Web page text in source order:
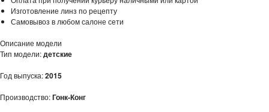
Изготовление линз по рецепту
Самовывоз в любом салоне сети
Описание модели
Тип модели:детские
Год выпуска:2015
Производство:Гонк-Конг